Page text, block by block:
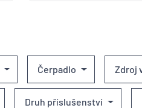
Čerpadlo Zdroj
Druh příslušenství